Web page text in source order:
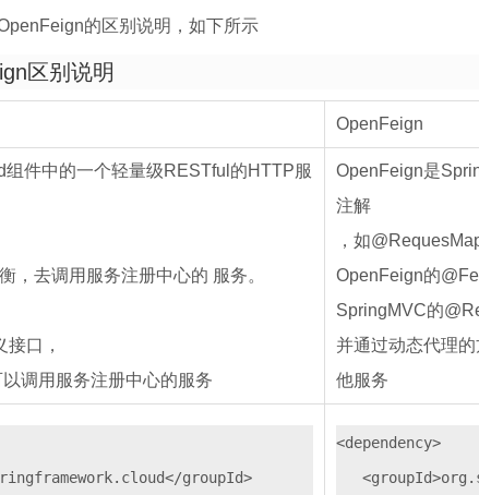
的区别说明，如下所示
区别说明
OpenFeign
件中的一个轻量级RESTful的HTTP服
，去调用服务注册中心的 服务。
口，
调用服务注册中心的服务
OpenFeign是
注解
，如
OpenFeign的
SpringMVC的
并通过动态代理
他服务
groupId>
<dependency>